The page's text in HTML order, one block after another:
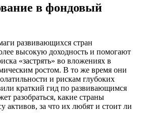
в фондовый
развивающихся стран
высокую доходность и помогают
«застрять» во вложениях в
ростом. В то же время они
и рискам глубоких
краткий гид по развивающимся
разобраться, какие страны
активов, за что их любят и стоит ли